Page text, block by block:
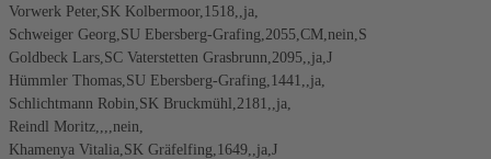
Vorwerk Peter,SK Kolbermoor,1518,,ja,
Schweiger Georg,SU Ebersberg-Grafing,2055,CM,nein,S
Goldbeck Lars,SC Vaterstetten Grasbrunn,2095,,ja,J
Hümmler Thomas,SU Ebersberg-Grafing,1441,,ja,
Schlichtmann Robin,SK Bruckmühl,2181,,ja,
Reindl Moritz,,,,nein,
Khamenya Vitalia,SK Gräfelfing,1649,,ja,J